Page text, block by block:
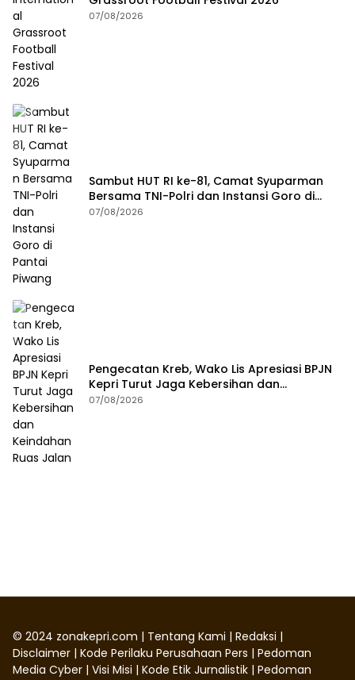
07/08/2026
Sambut HUT RI ke-81, Camat Syuparman
Bersama TNI-Polri dan Instansi Goro di
Pantai Piwang
07/08/2026
Pengecatan Kreb, Wako Lis Apresiasi BPJN
Kepri Turut Jaga Kebersihan dan
Keindahan Ruas Jalan
07/08/2026
© 2024 zonakepri.com | Tentang Kami | Redaksi |
Disclaimer | Kode Perilaku Perusahaan Pers | Pedoman
Media Cyber | Visi Misi | Kode Etik Jurnalistik | Pedoman